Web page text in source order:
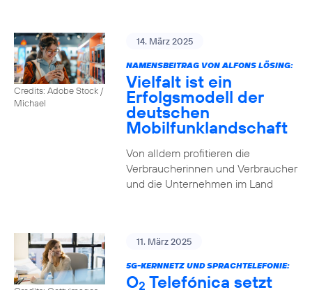
Credits: Adobe Stock /
Michael
14. März 2025
NAMENSBEITRAG VON ALFONS LÖSING:
Vielfalt ist ein
Erfolgsmodell der
deutschen
Mobilfunklandschaft
Von alldem profitieren die
Verbraucherinnen und Verbraucher
und die Unternehmen im Land
11. März 2025
5G-KERNNETZ UND SPRACHTELEFONIE:
O2 Telefónica setzt